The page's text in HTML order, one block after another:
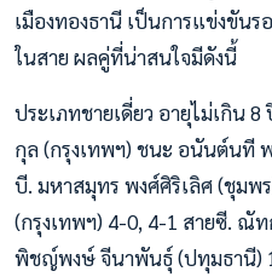
เมืองทองธานี เป็นการแข่งขั
ในสาย ผลคู่ที่น่าสนใจมีดังนี้
ประเภทชายเดี่ยว อายุไม่เกิน
กุล (กรุงเทพฯ) ชนะ อนันต์นที
บี. มหาสมุทร พงศ์ศิริเลิศ (ชุม
(กรุงเทพฯ) 4-0, 4-1 สายซี. ณั
พิชญ์พงษ์ จีนาพันธุ์ (ปทุมธานี)